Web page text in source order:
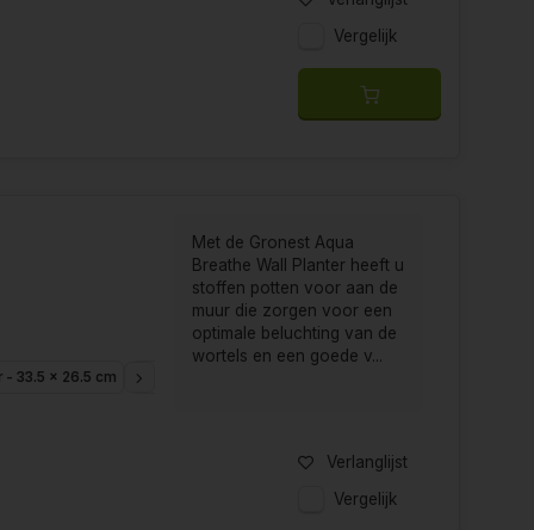
Vergelijk
- 33.5 x 26.5 cm 10 liter - 52 x 29 cm
Met de Gronest Aqua
Breathe Wall Planter heeft u
stoffen potten voor aan de
muur die zorgen voor een
optimale beluchting van de
wortels en een goede v...
Verlanglijst
Vergelijk